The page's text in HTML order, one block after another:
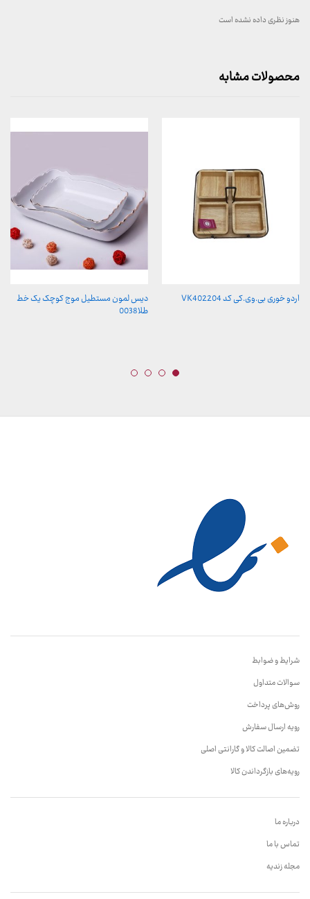
هنوز نظری داده نشده است
محصولات مشابه
اردو خوری بی.وی.کی کد VK402204
دیس لمون مستطیل موج کوچک یک خط
طلا0038
شرایط و ضوابط
سوالات متداول
روش‌های پرداخت
رویه ارسال سفارش
تضمین اصالت کالا و گارانتی اصلی
رویه‌های بازگرداندن کالا
درباره ما
تماس با ما
مجله زندیه